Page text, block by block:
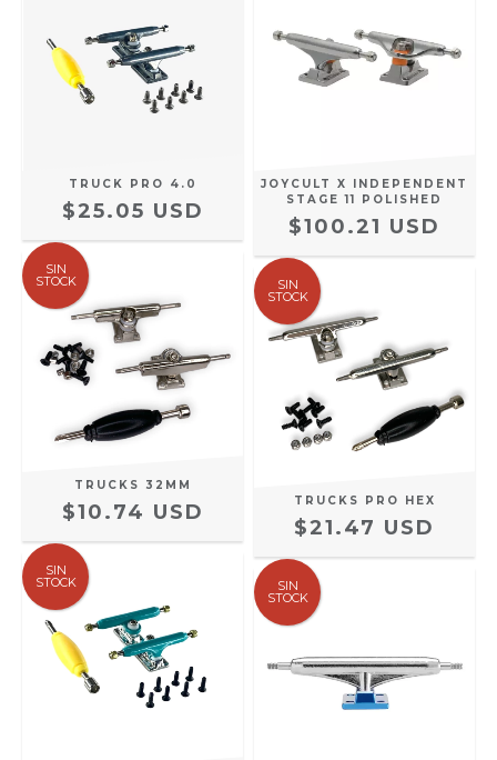
TRUCK PRO 4.0
$25.05 USD
JOYCULT X INDEPENDENT
STAGE 11 POLISHED
$100.21 USD
SIN
STOCK
TRUCKS 32MM
$10.74 USD
SIN
STOCK
TRUCKS PRO HEX
$21.47 USD
SIN
STOCK SIN
STOCK